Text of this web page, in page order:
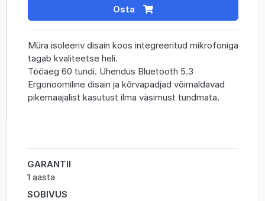
Osta
Müra isoleeriv disain koos integreeritud mikrofoniga
tagab kvaliteetse heli.
Tööaeg 60 tundi. Ühendus Bluetooth 5.3
Ergonoomiline disain ja kõrvapadjad võimaldavad
pikemaajalist kasutust ilma väsimust tundmata.
GARANTII
1 aasta
SOBIVUS